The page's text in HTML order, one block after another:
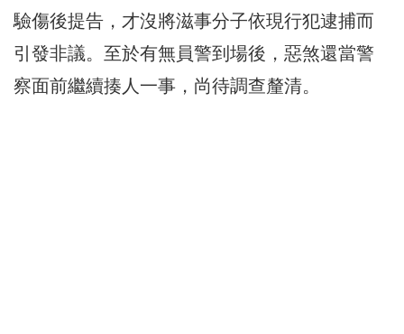
驗傷後提告，才沒將滋事分子依現行犯逮捕而
引發非議。至於有無員警到場後，惡煞還當警
察面前繼續揍人一事，尚待調查釐清。